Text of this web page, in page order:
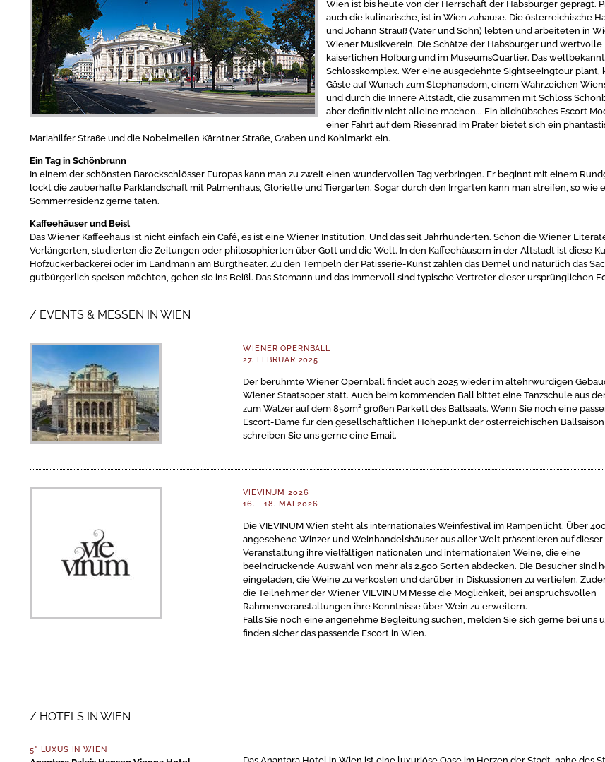
Wien ist bis heute von der Herrschaft der Habsburger geprägt.
auch die kulinarische, ist in Wien zuhause. Die österreichische
und Johann Strauß (Vater und Sohn) lebten und arbeiteten in
Wiener Musikverein. Die Schätze der Habsburger und
kaiserlichen Hofburg und im MuseumsQuartier. Das
Schlosskomplex. Wer eine ausgedehnte Sightseeingtour plant,
Gäste auf Wunsch zum Stephansdom, einem Wahrzeichen
und durch die Innere Altstadt, die zusammen mit Schloss
aber definitiv nicht alleine machen... Ein bildhübsches Escort
einer Fahrt auf dem Riesenrad im Prater bietet sich ein
Mariahilfer Straße und die Nobelmeilen Kärntner Straße, Graben und Kohlmarkt ein.
Ein Tag in Schönbrunn
In einem der schönsten Barockschlösser Europas kann man zu zweit einen wundervollen Tag verbringen. Er beginnt mit einem
lockt die zauberhafte Parklandschaft mit Palmenhaus, Gloriette und Tiergarten. Sogar durch den Irrgarten kann man streifen, so wie
Sommerresidenz gerne taten.
Kaffeehäuser und Beisl
Das Wiener Kaffeehaus ist nicht einfach ein Café, es ist eine Wiener Institution. Und das seit Jahrhunderten. Schon die Wiener
Verlängerten, studierten die Zeitungen oder philosophierten über Gott und die Welt. In den Kaffeehäusern in der Altstadt ist diese
Hofzuckerbäckerei oder im Landmann am Burgtheater. Zu den Tempeln der Patisserie-Kunst zählen das Demel und natürlich das
gutbürgerlich speisen möchten, gehen sie ins Beißl. Das Stemann und das Immervoll sind typische Vertreter dieser ursprünglichen
EVENTS & MESSEN IN WIEN
WIENER OPERNBALL
27. FEBRUAR 2025
Der berühmte Wiener Opernball findet auch 2025 wieder im altehrwürdigen
Wiener Staatsoper statt. Auch beim kommenden Ball bittet eine Tanzschule aus
zum Walzer auf dem 850m² großen Parkett des Ballsaals. Wenn Sie noch eine
Escort-Dame für den gesellschaftlichen Höhepunkt der österreichischen Ballsaison
schreiben Sie uns gerne eine Email.
VIEVINUM 2026
16. - 18. MAI 2026
Die VIEVINUM Wien steht als internationales Weinfestival im Rampenlicht. Über
angesehene Winzer und Weinhandelshäuser aus aller Welt präsentieren auf dieser
Veranstaltung ihre vielfältigen nationalen und internationalen Weine, die eine
beeindruckende Auswahl von mehr als 2.500 Sorten abdecken. Die Besucher sind
eingeladen, die Weine zu verkosten und darüber in Diskussionen zu vertiefen.
die Teilnehmer der Wiener VIEVINUM Messe die Möglichkeit, bei anspruchsvollen
Rahmenveranstaltungen ihre Kenntnisse über Wein zu erweitern.
Falls Sie noch eine angenehme Begleitung suchen, melden Sie sich gerne bei uns
finden sicher das passende Escort in Wien.
HOTELS IN WIEN
5* LUXUS IN WIEN